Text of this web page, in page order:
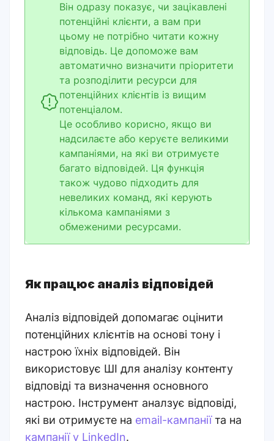
Він одразу показує, чи зацікавлені
потенційні клієнти, а вам при
цьому не потрібно читати кожну
відповідь. Це допоможе вам
автоматично визначити пріоритети
та розподілити ресурси для
потенційних клієнтів із вищим
потенціалом.
Це особливо корисно, якщо ви
надсилаєте або керуєте великими
кампаніями, на які ви отримуєте
багато відповідей. Ця функція
також чудово підходить для
невеликих команд, які керують
кількома кампаніями з
обмеженими ресурсами.
Як працює аналіз відповідей
Аналіз відповідей допомагає оцінити
потенційних клієнтів на основі тону і
настрою їхніх відповідей. Він
використовує ШІ для аналізу контенту
відповіді та визначення основного
настрою. Інструмент аналзує відповіді,
які ви отримуєте на email-кампаніїта на
кампанії у LinkedIn.